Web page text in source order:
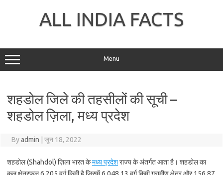
ALL INDIA FACTS
Menu
शहडोल जिले की तहसीलों की सूची –
शहडोल ज़िला, मध्य प्रदेश
Byadmin जून 18, 2022
शहडोल (Shahdol) ज़िला भारत केमध्य प्रदेशराज्य के अंतर्गत आता है। शहडोल का